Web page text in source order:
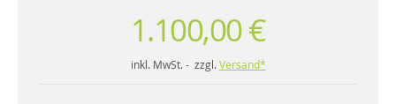
1.100,00 €
inkl. MwSt. - zzgl. Versand*